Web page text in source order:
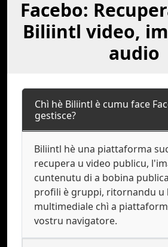
Facebo:
Biliintl video,
audio
Chì hè Biliintl è cumu face
gestisce?
Biliintl hè una piattaforma
recupera u video publicu,
cuntenutu di a bobina
profili è gruppi, ritornandu u
multimediale chì a
vostru navigatore.